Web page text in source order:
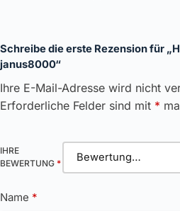
Schreibe die erste Rezension für
janus8000“
Ihre E-Mail-Adresse wird nicht
Erforderliche Felder sind mit *
IHRE
BEWERTUNG *
Name *